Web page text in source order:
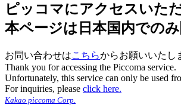
ピッコマにアクセスいた
本ページは日本国内での
お問い合わせはこちらからお願いいたし
Thank you for accessing the Piccoma service.
Unfortunately, this service can only be used
For inquiries, please click here.
Kakao piccoma Corp.